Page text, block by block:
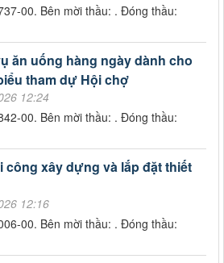
00. Bên mời thầu: . Đóng thầu:
ăn uống hàng ngày dành cho
tham dự Hội chợ
12:24
00. Bên mời thầu: . Đóng thầu:
công xây dựng và lắp đặt thiết
12:16
00. Bên mời thầu: . Đóng thầu: